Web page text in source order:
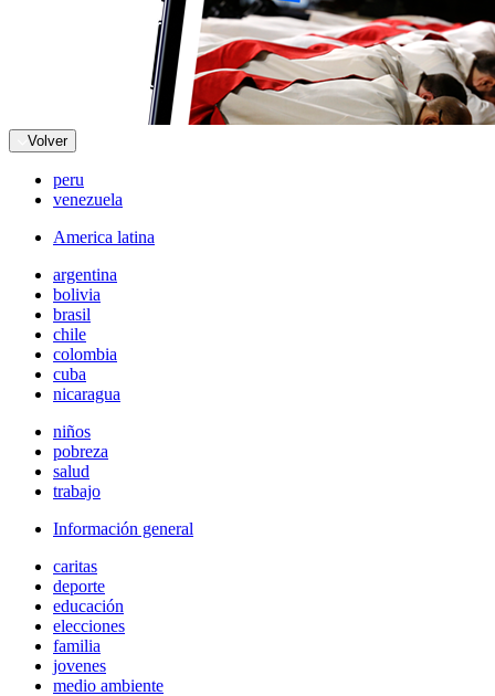
Volver
peru
venezuela
America latina
argentina
bolivia
brasil
chile
colombia
cuba
nicaragua
niños
pobreza
salud
trabajo
Información general
caritas
deporte
educación
elecciones
familia
jovenes
medio ambiente